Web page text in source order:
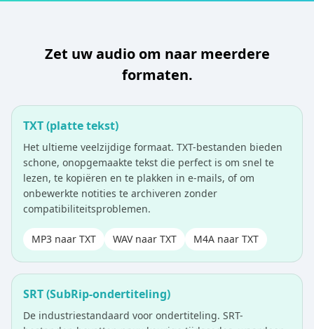
Zet uw audio om naar meerdere
formaten.
TXT (platte tekst)
Het ultieme veelzijdige formaat. TXT-bestanden bieden
schone, onopgemaakte tekst die perfect is om snel te
lezen, te kopiëren en te plakken in e-mails, of om
onbewerkte notities te archiveren zonder
compatibiliteitsproblemen.
MP3 naar TXT WAV naar TXT M4A naar TXT
SRT (SubRip-ondertiteling)
De industriestandaard voor ondertiteling. SRT-